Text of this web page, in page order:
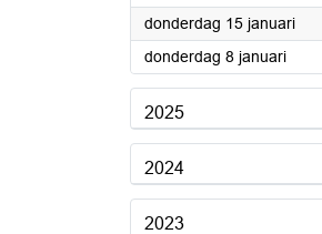
donderdag 15 januari2026
donderdag 8 januari2026
2025
2024
2023